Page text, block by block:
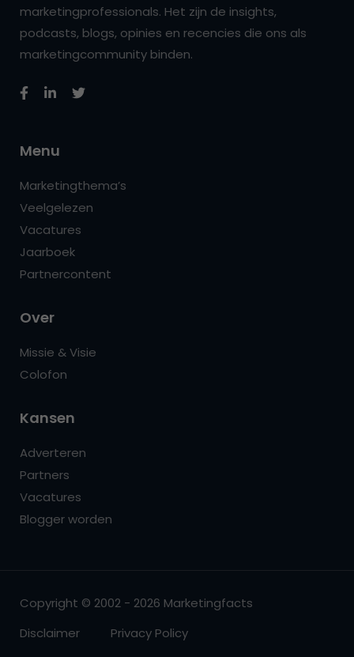
marketingprofessionals. Het zijn de insights,
podcasts, blogs, opinies en recencies die ons als
marketingcommunity binden.
Menu
Marketingthema’s
Veelgelezen
Vacatures
Jaarboek
Partnercontent
Over
Missie & Visie
Colofon
Kansen
Adverteren
Partners
Vacatures
Blogger worden
Copyright © 2002 - 2026 Marketingfacts
Disclaimer
Privacy Policy